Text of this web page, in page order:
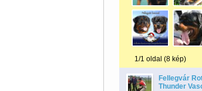
1/1 oldal (8 kép)
Fellegvár
Thunder